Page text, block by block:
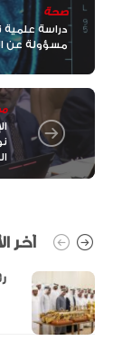
صحة
دراسة
مسؤولة عن
آخر